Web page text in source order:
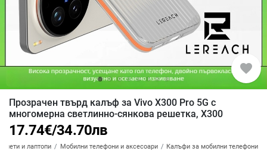
favorite
Прозрачен твърд калъф за Vivo X300 Pro 5G с
многомерна светлинно-сянкова решетка, X300
17.74€/34.70лв
и лаптопи Мобилни телефони и аксесоари Калъфи за мобилни телефони